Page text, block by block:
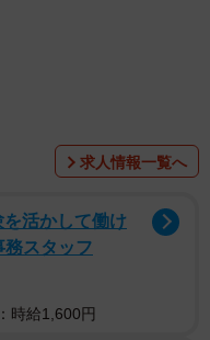
さに鉄道好きのための
る「鉄道モチーフのカ
るのは本物の新幹線の
が流れ、視界いっぱい
窓風景だ。…しかし、
求人情報一覧へ
活かして働け
務スタッフ
時給1,600円